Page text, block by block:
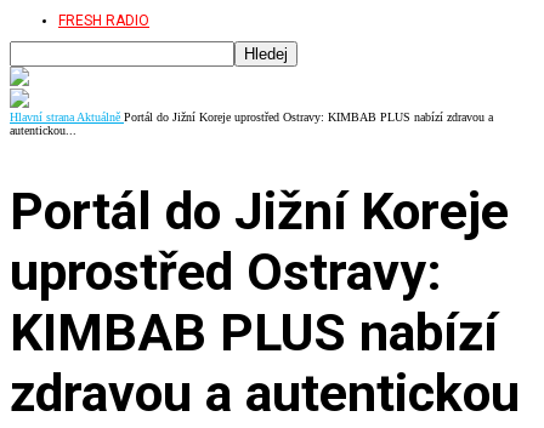
FRESH RADIO
Hlavní strana Aktuálně Portál do Jižní Koreje uprostřed Ostravy: KIMBAB PLUS nabízí zdravou a
autentickou...
Portál do Jižní Koreje
uprostřed Ostravy:
KIMBAB PLUS nabízí
zdravou a autentickou